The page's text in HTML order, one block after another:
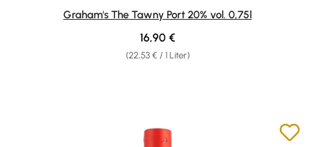
Durchschnittliche Bewertung von 5 von 5 Sternen
Graham's The Tawny Port 20% vol. 0,75l
(22,53 € / 1 Liter)
Regulärer Preis:
16,90 €